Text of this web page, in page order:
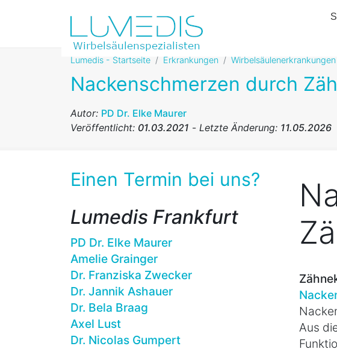
Lumedis - Startseite Erkrankungen Wirbelsäulenerkrankungen
Nackenschmerzen durch
Autor: PD Dr. Elke Maurer
Veröffentlicht: 01.03.2021 - Letzte Änderung: 11.05.2026
Einen Termin bei uns?
Lumedis Frankfurt
PD Dr. Elke Maurer
Amelie Grainger
Dr. Franziska Zwecker
Dr. Jannik Ashauer
Dr. Bela Braag
Axel Lust
Dr. Nicolas Gumpert
Aus